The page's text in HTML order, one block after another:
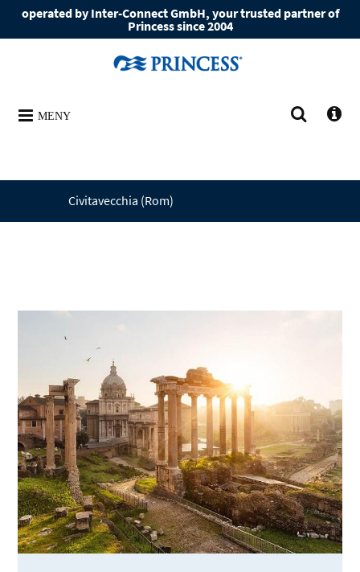
operated by Inter-Connect GmbH, your trusted partner of
Princess since 2004
MENY
Civitavecchia (Rom)